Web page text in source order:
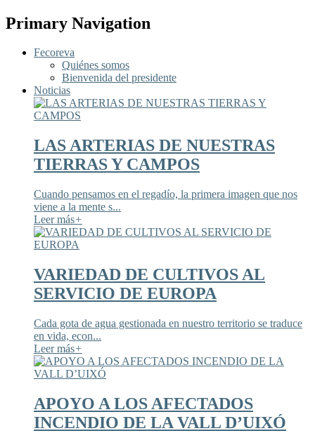
Primary Navigation
Fecoreva
Quiénes somos
Bienvenida del presidente
Noticias
LAS ARTERIAS DE NUESTRAS
TIERRAS Y CAMPOS
Cuando pensamos en el regadío, la primera imagen que nos
viene a la mente s...
Leer más+
VARIEDAD DE CULTIVOS AL
SERVICIO DE EUROPA
Cada gota de agua gestionada en nuestro territorio se traduce
en vida, econ...
Leer más+
APOYO A LOS AFECTADOS
INCENDIO DE LA VALL D’UIXÓ